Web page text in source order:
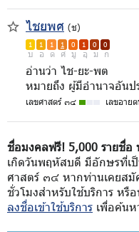
ไชยพศ (ช)
1 1 1 1 0 1 0 0
บ อ ด ศ มู อุ ม ก
อ่านว่า ไช-ยะ-พต
หมายถึง ผู้มีอำนาจอันป
เลขศาสตร์ ๓๔ เลขอาย
ชื่อมงคลฟรี! 5,000 รายชื่อ
เกิดวันพฤหัสบดี มีอักษรที่เ
ศาสตร์ ๓๔ หากท่านเคยสมั
ชั่วโมงสำหรับใช้บริการ หรื
ลงชื่อเข้าใช้บริการ เพื่อค้น